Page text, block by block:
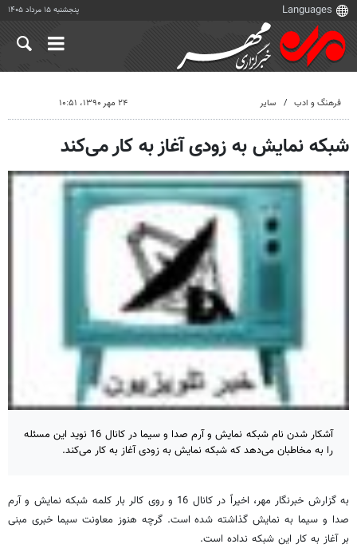
پنجشنبه ۱۵ مرداد ۱۴۰۵
فرهنگ و ادب سایر ۲۴ مهر ۱۳۹۰، ۱۰:۵۱
شبکه نمایش به زودی آغاز به کار می‌کند
آشکار شدن نام شبکه نمایش و آرم صدا و سیما در کانال 16 نوید این مسئله
را به مخاطبان می‌دهد که شبکه نمایش به زودی آغاز به کار می‌کند.
به گزارش خبرنگار مهر، اخیراً در کانال 16 و روی کالر بار کلمه شبکه نمایش و آرم
صدا و سیما به نمایش گذاشته شده است. گرچه هنوز معاونت سیما خبری مبنی
بر آغاز به کار این شبکه نداده است.